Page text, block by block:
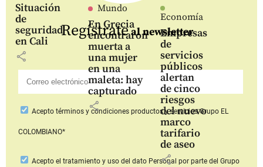
Situación
de
seguridad
en Cali
share
Mundo
En Grecia
encontraron
muerta a
una mujer
en una
maleta: hay
capturado
share
Economía
Empresas
de
servicios
públicos
alertan
de cinco
riesgos
del nuevo
marco
tarifario
de aseo
share
Regístrateal newsletter
Aceptotérminos y condiciones productos y serviciosGrupo EL
COLOMBIANO*
Acepto el tratamiento y uso del dato Personal por parte del Grupo